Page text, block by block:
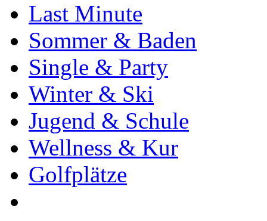
Last Minute
Sommer & Baden
Single & Party
Winter & Ski
Jugend & Schule
Wellness & Kur
Golfplätze